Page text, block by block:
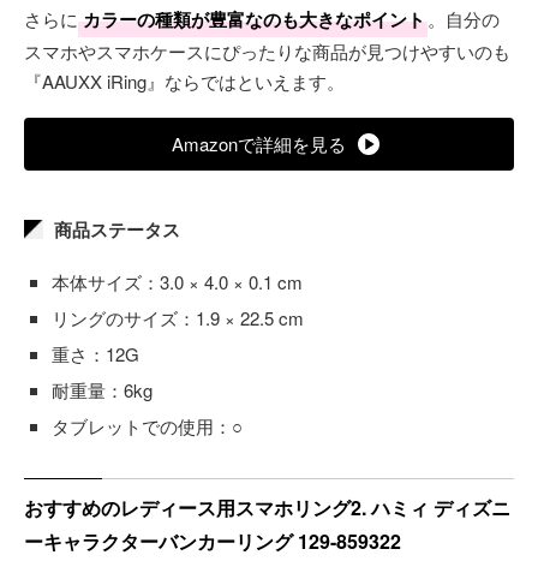
さらに カラーの種類が豊富なのも大きなポイント。自分の
スマホやスマホケースにぴったりな商品が見つけやすいのも
『AAUXX iRing』ならではといえます。
Amazonで詳細を見る
商品ステータス
本体サイズ：3.0 × 4.0 × 0.1 cm
リングのサイズ：1.9 × 22.5 cm
重さ：12G
耐重量：6kg
タブレットでの使用：○
おすすめのレディース用スマホリング2. ハミィ ディズニ
ーキャラクターバンカーリング 129-859322